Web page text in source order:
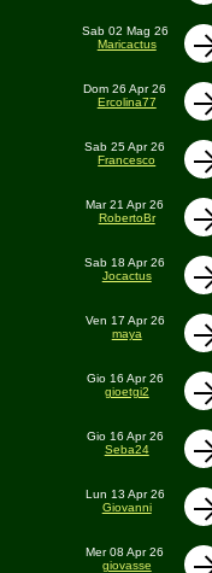
Sab 02 Mag 26
Maricactus
Dom 26 Apr 26
Ercolina77
Sab 25 Apr 26
Francesco
Mar 21 Apr 26
RobertoBr
Sab 18 Apr 26
Jocactus
Ven 17 Apr 26
maya
Gio 16 Apr 26
gioetgi2
Gio 16 Apr 26
Seba24
Lun 13 Apr 26
Giovanni
Mer 08 Apr 26
giovasse